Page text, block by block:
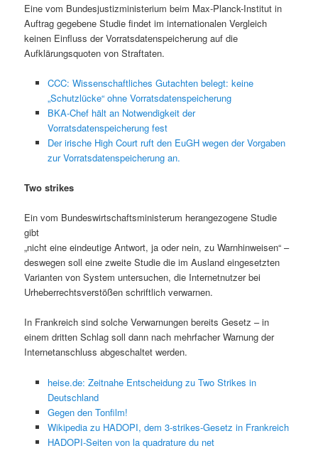
Eine vom Bundesjustizministerium beim Max-Planck-Institut in
Auftrag gegebene Studie findet im internationalen Vergleich
keinen Einfluss der Vorratsdatenspeicherung auf die
Aufklärungsquoten von Straftaten.
CCC: Wissenschaftliches Gutachten belegt: keine
„Schutzlücke“ ohne Vorratsdatenspeicherung
BKA-Chef hält an Notwendigkeit der
Vorratsdatenspeicherung fest
Der irische High Court ruft den EuGH wegen der Vorgaben
zur Vorratsdatenspeicherung an.
Two strikes
Ein vom Bundeswirtschaftsministerum herangezogene Studie
gibt
„nicht eine eindeutige Antwort, ja oder nein, zu Warnhinweisen“ –
deswegen soll eine zweite Studie die im Ausland eingesetzten
Varianten von System untersuchen, die Internetnutzer bei
Urheberrechtsverstößen schriftlich verwarnen.
In Frankreich sind solche Verwarnungen bereits Gesetz – in
einem dritten Schlag soll dann nach mehrfacher Warnung der
Internetanschluss abgeschaltet werden.
heise.de: Zeitnahe Entscheidung zu Two Strikes in
Deutschland
Gegen den Tonfilm!
Wikipedia zu HADOPI, dem 3-strikes-Gesetz in Frankreich
HADOPI-Seiten von la quadrature du net